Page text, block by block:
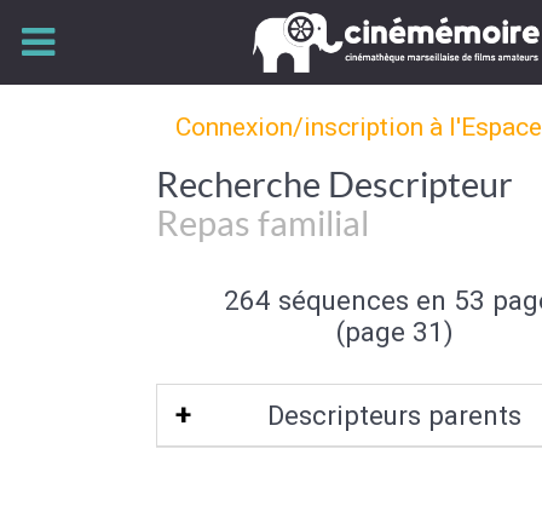
Connexion/inscription à
Recherche Descripteur
Repas familial
264 séquences en 53
(page 31)
Descripteurs parents